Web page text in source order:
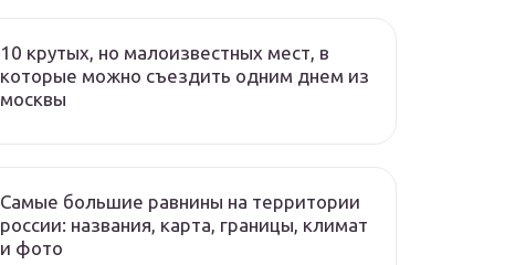
10 крутых, но малоизвестных мест, в
которые можно съездить одним днем из
москвы
Самые большие равнины на территории
россии: названия, карта, границы, климат
и фото